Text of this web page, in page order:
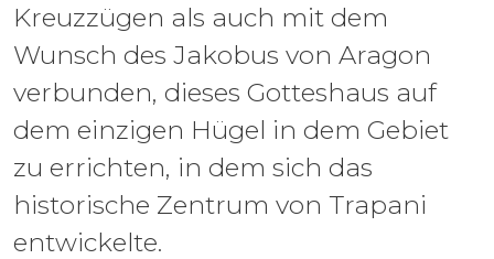
Kreuzzügen als auch mit dem
Wunsch des Jakobus von Aragon
verbunden, dieses Gotteshaus auf
dem einzigen Hügel in dem Gebiet
zu errichten, in dem sich das
historische Zentrum von Trapani
entwickelte.